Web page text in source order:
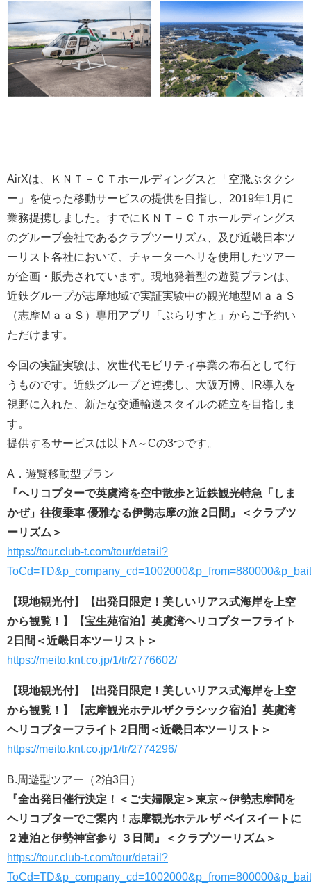
AirXは、ＫＮＴ－ＣＴホールディングスと「空飛ぶタクシ
ー」を使った移動サービスの提供を目指し、2019年1月に
業務提携しました。すでにＫＮＴ－ＣＴホールディングス
のグループ会社であるクラブツーリズム、及び近畿日本ツ
ーリスト各社において、チャーターヘリを使用したツアー
が企画・販売されています。現地発着型の遊覧プランは、
近鉄グループが志摩地域で実証実験中の観光地型ＭａａＳ
（志摩ＭａａＳ）専用アプリ「ぶらりすと」からご予約い
ただけます。
今回の実証実験は、次世代モビリティ事業の布石として行
うものです。近鉄グループと連携し、大阪万博、IR導入を
視野に入れた、新たな交通輸送スタイルの確立を目指しま
す。
提供するサービスは以下A～Cの3つです。
A．遊覧移動型プラン
『ヘリコプターで英虞湾を空中散歩と近鉄観光特急「しま
かぜ」往復乗車 優雅なる伊勢志摩の旅 2日間』＜クラブツ
ーリズム＞
https://tour.club-t.com/tour/detail?
【現地観光付】【出発日限定！美しいリアス式海岸を上空
から観覧！】【宝生苑宿泊】英虞湾ヘリコプターフライト
2日間＜近畿日本ツーリスト＞
https://meito.knt.co.jp/1/tr/2776602/
【現地観光付】【出発日限定！美しいリアス式海岸を上空
から観覧！】【志摩観光ホテルザクラシック宿泊】英虞湾
ヘリコプターフライト 2日間＜近畿日本ツーリスト＞
https://meito.knt.co.jp/1/tr/2774296/
B.周遊型ツアー（2泊3日）
『全出発日催行決定！＜ご夫婦限定＞東京～伊勢志摩間を
ヘリコプターでご案内！志摩観光ホテル ザ ベイスイートに
２連泊と伊勢神宮参り ３日間』＜クラブツーリズム＞
https://tour.club-t.com/tour/detail?